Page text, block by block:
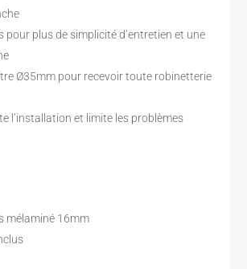
pour plus de simplicité d’entretien et une
Ø35mm pour recevoir toute robinetterie
l’installation et limite les problèmes
mélaminé 16mm